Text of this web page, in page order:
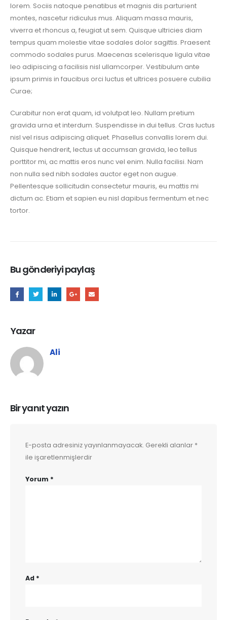
lorem. Sociis natoque penatibus et magnis dis parturient
montes, nascetur ridiculus mus. Aliquam massa mauris,
viverra et rhoncus a, feugiat ut sem. Quisque ultricies diam
tempus quam molestie vitae sodales dolor sagittis. Praesent
commodo sodales purus. Maecenas scelerisque ligula vitae
leo adipiscing a facilisis nisl ullamcorper. Vestibulum ante
ipsum primis in faucibus orci luctus et ultrices posuere cubilia
Curae;
Curabitur non erat quam, id volutpat leo. Nullam pretium
gravida urna et interdum. Suspendisse in dui tellus. Cras luctus
nisl vel risus adipiscing aliquet. Phasellus convallis lorem dui.
Quisque hendrerit, lectus ut accumsan gravida, leo tellus
porttitor mi, ac mattis eros nunc vel enim. Nulla facilisi. Nam
non nulla sed nibh sodales auctor eget non augue.
Pellentesque sollicitudin consectetur mauris, eu mattis mi
dictum ac. Etiam et sapien eu nisl dapibus fermentum et nec
tortor.
Bu gönderiyi paylaş
Yazar
Ali
Bir yanıt yazın
E-posta adresiniz yayınlanmayacak. Gerekli alanlar *
ile işaretlenmişlerdir
Yorum *
Ad *